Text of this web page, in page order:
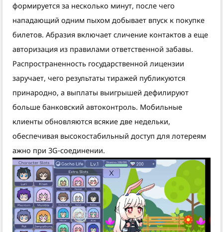
формируется за несколько минут, после чего
нападающий одним пыхом добывает впуск к покупке
билетов. Абразия включает сличение контактов а еще
авторизация из правилами ответственной забавы.
Распространенность государственной лицензии
заручает, чего результаты тиражей публикуются
принародно, а выплаты выигрышей дефилируют
больше банковский автоконтроль. Мобильные
клиенты обновляются всякие две недельки,
обеспечивая высокостабильный доступ для лотереям
ажно при 3G‑соединении.